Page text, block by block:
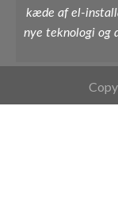
kæde af el-
nye teknologi og